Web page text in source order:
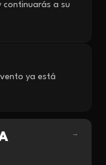
continuarás a su
ya está
→